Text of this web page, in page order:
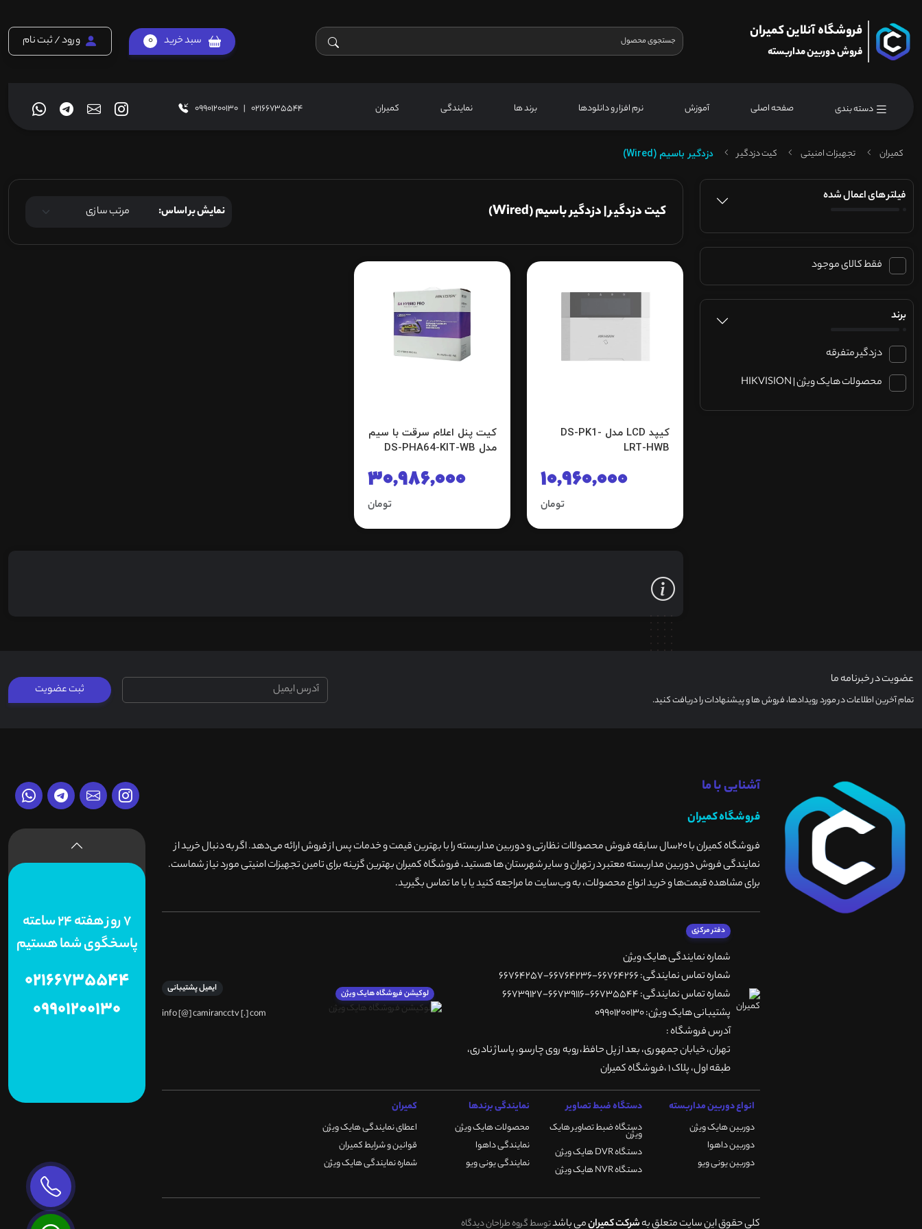
فروشگاه آنلاین کمیران
فروش دوربین مداربسته
سبد خرید 0 ورود / ثبت نام
دسته بندی صفحه اصلی آموزش نرم افزار و دانلودها برند ها نمایندگی کمیران 02166735544
|
09901200130
کمیران تجهیزات امنیتی کیت دزدگیر دزدگیر باسیم (Wired)
فیلتر های اعمال شده
فقط کالای موجود
برند
دزدگیر متفرقه
محصولات هایک ویژن | HIKVISION
کیت دزدگیر | دزدگیر باسیم (Wired) نمایش بر اساس:
کیپد LCD مدل DS-PK1-
LRT-HWB
10,960,000
تومان
کیت پنل اعلام سرقت با سیم
مدل DS-PHA64-KIT-WB
30,986,000
تومان
عضویت در خبرنامه ما
تمام آخرین اطلاعات در مورد رویدادها، فروش ها و پیشنهادات را دریافت کنید.
ثبت عضویت
آشنایی با ما
فروشگاه کمیران
فروشگاه کمیران با ۲۰سال سابقه فروش محصولاات نظارتی و دوربین مداربسته را با بهترین قیمت و خدمات پس از فروش ارائه می‌دهد. اگر به دنبال خرید از
نمایندگی فروش دوربین مداربسته معتبر در تهران و سایر شهرستان ها هستید، فروشگاه کمیران بهترین گزینه برای تامین تجهیزات امنیتی مورد نیاز شماست.
برای مشاهده قیمت‌ها و خرید انواع محصولات، به وب‌سایت ما مراجعه کنید یا با ما تماس بگیرید.
دفتر مرکزی
شماره نمایندگی هایک ویژن
شماره تماس نمایندگی: 66764266-66764236-66764257
شماره تماس نمایندگی: 66735544-66739116-66739127
پشتیبانی هایک ویژن: 09901200130
آدرس فروشگاه :
تهران، خيابان جمهوری، بعد از پل حافظ،روبه روی چارسو، پاساژ نادری،
طبقه اول، پلاک 1 ،فروشگاه کمیران
لوکیشن فروشگاه هایک ویژن ایمیل پشتیبانی
info [@] camirancctv [.] com
انواع دوربین مداربسته
دوربین هایک ویژن
دوربین داهوا
دوربین یونی ویو
دستگاه ضبط تصاویر
دستگاه ضبط تصاویر هایک
ویژن
دستگاه DVR هایک ویژن
دستگاه NVR هایک ویژن
نمایندگی برندها
محصولات هایک ویژن
نمایندگی داهوا
نمایندگی یونی ویو
کمیران
اعطای نمایندگی هایک ویژن
قوانین و شرایط کمیران
شماره نمایندگی هایک ویژن
کلی حقوق این سایت متعلق بهشرکت کمیرانمی باشدتوسط گروه طراحان دیدگاه
7 روز هفته 24 ساعته
پاسخگوی شما هستیم
02166735544
09901200130